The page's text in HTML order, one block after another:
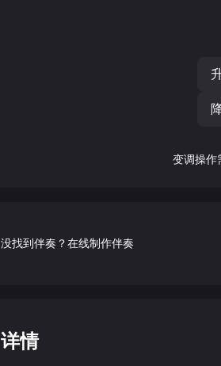
变调操作
没找到伴奏？在线制作伴奏
详情